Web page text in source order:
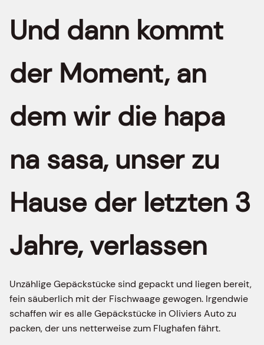
Und dann kommt
der Moment, an
dem wir die hapa
na sasa, unser zu
Hause der letzten 3
Jahre, verlassen
Unzählige Gepäckstücke sind gepackt und liegen bereit,
fein säuberlich mit der Fischwaage gewogen. Irgendwie
schaffen wir es alle Gepäckstücke in Oliviers Auto zu
packen, der uns netterweise zum Flughafen fährt.